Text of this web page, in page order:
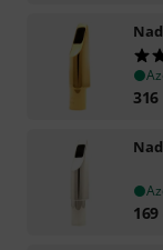
316
169